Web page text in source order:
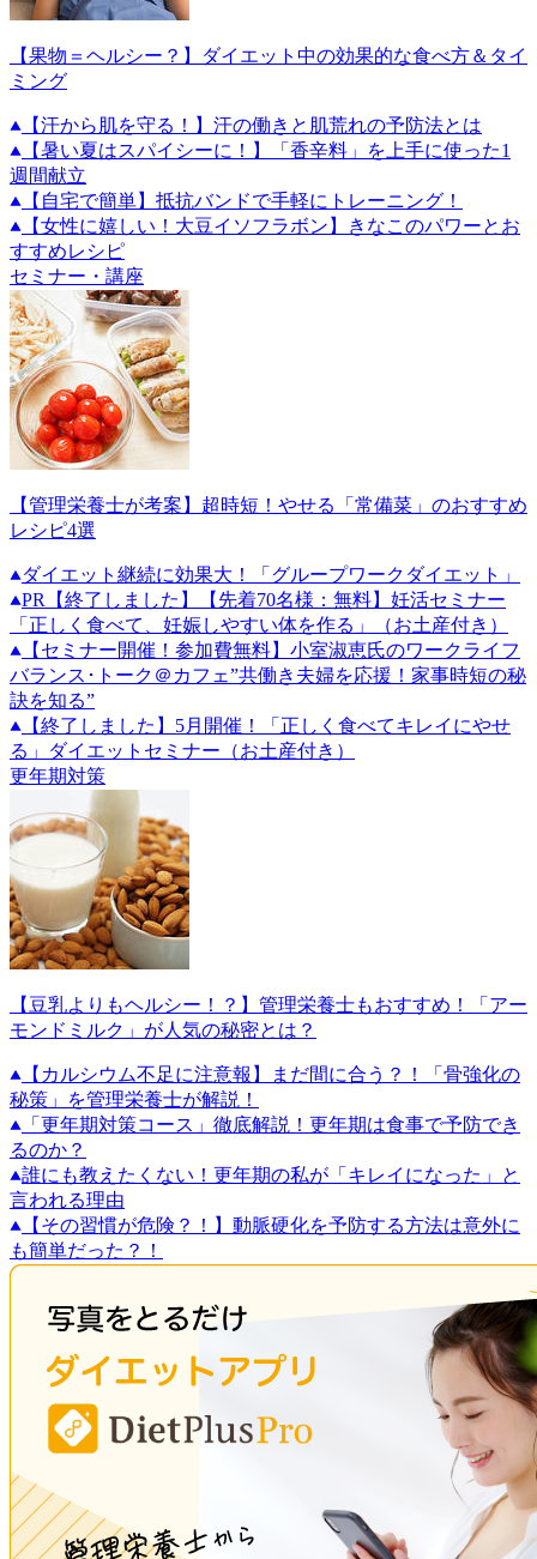
【果物＝ヘルシー？】ダイエット中の効果的な食べ方＆タイ
ミング
【汗から肌を守る！】汗の働きと肌荒れの予防法とは
【暑い夏はスパイシーに！】「香辛料」を上手に使った1
週間献立
【自宅で簡単】抵抗バンドで手軽にトレーニング！
【女性に嬉しい！大豆イソフラボン】きなこのパワーとお
すすめレシピ
セミナー・講座
【管理栄養士が考案】超時短！やせる「常備菜」のおすすめ
レシピ4選
ダイエット継続に効果大！「グループワークダイエット」
PR 【終了しました】【先着70名様：無料】妊活セミナー
「正しく食べて、妊娠しやすい体を作る」（お土産付き）
【セミナー開催！参加費無料】小室淑恵氏のワークライフ
バランス･トーク＠カフェ”共働き夫婦を応援！家事時短の秘
訣を知る”
【終了しました】5月開催！「正しく食べてキレイにやせ
る」ダイエットセミナー（お土産付き）
更年期対策
【豆乳よりもヘルシー！？】管理栄養士もおすすめ！「アー
モンドミルク」が人気の秘密とは？
【カルシウム不足に注意報】まだ間に合う？！「骨強化の
秘策」を管理栄養士が解説！
「更年期対策コース」徹底解説！更年期は食事で予防でき
るのか？
誰にも教えたくない！更年期の私が「キレイになった」と
言われる理由
【その習慣が危険？！】動脈硬化を予防する方法は意外に
も簡単だった？！